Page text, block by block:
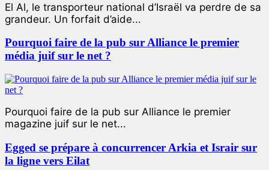
El Al, le transporteur national d’Israël va perdre de sa
grandeur. Un forfait d’aide...
Pourquoi faire de la pub sur Alliance le premier
média juif sur le net ?
Pourquoi faire de la pub sur Alliance le premier
magazine juif sur le net...
Egged se prépare à concurrencer Arkia et Israir sur
la ligne vers Eilat